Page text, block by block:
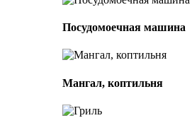
Посудомоечная машина
Мангал, коптильня